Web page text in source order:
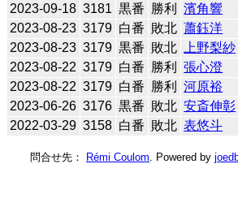
2023-09-18 3181 黒番 勝利 濱角響
2023-08-23 3179 白番 敗北 蕭鈺洋
2023-08-23 3179 黒番 敗北 上野梨紗
2023-08-22 3179 白番 勝利 張心澄
2023-08-22 3179 白番 勝利 河原裕
2023-06-26 3176 黒番 敗北 安斎伸彰
2022-03-29 3158 白番 敗北 表悠斗
問合せ先： Rémi Coulom . Powered by